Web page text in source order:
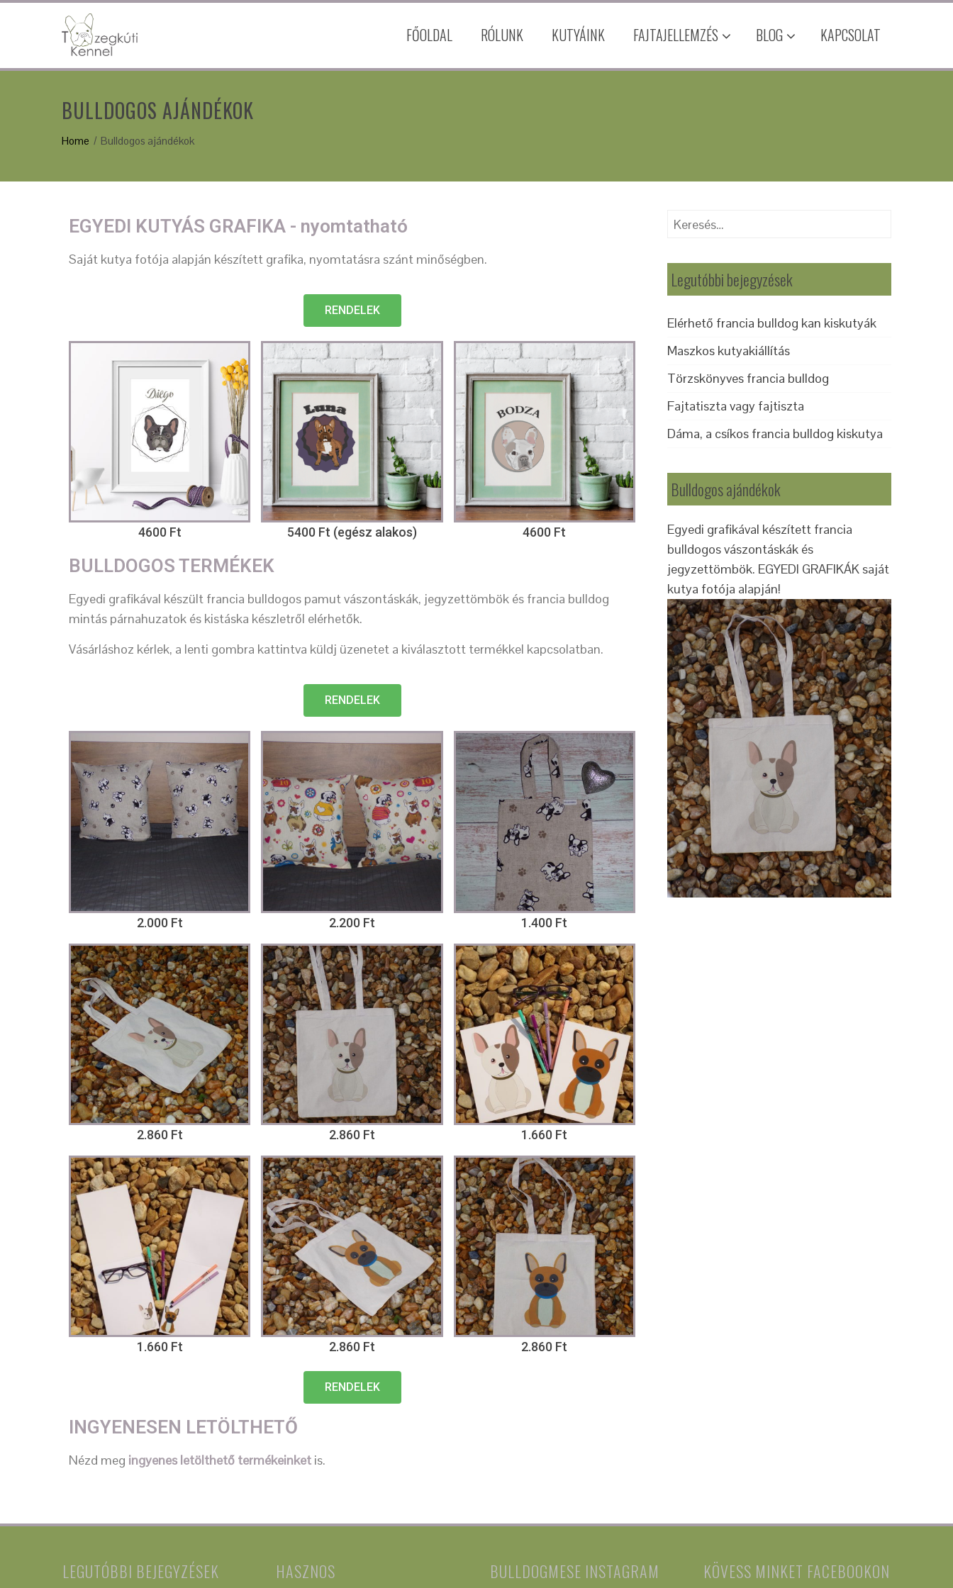
FŐOLDAL RÓLUNK KUTYÁINK FAJTAJELLEMZÉS BLOG KAPCSOLAT
BULLDOGOS AJÁNDÉKOK
Home Bulldogos ajándékok
EGYEDI KUTYÁS GRAFIKA - nyomtatható
Saját kutya fotója alapján készített grafika, nyomtatásra szánt minőségben.
RENDELEK
4600 Ft 5400 Ft (egész alakos) 4600 Ft
BULLDOGOS TERMÉKEK
Egyedi grafikával készült francia bulldogos pamut vászontáskák, jegyzettömbök és francia bulldog
mintás párnahuzatok és kistáska készletről elérhetők.
Vásárláshoz kérlek, a lenti gombra kattintva küldj üzenetet a kiválasztott termékkel kapcsolatban.
RENDELEK
2.000 Ft 2.200 Ft 1.400 Ft
2.860 Ft 2.860 Ft 1.660 Ft
1.660 Ft 2.860 Ft 2.860 Ft
RENDELEK
INGYENESEN LETÖLTHETŐ
Nézd meg ingyenes letölthető termékeinket is.
Legutóbbi bejegyzések
Elérhető francia bulldog kan kiskutyák
Maszkos kutyakiállítás
Törzskönyves francia bulldog
Fajtatiszta vagy fajtiszta
Dáma, a csíkos francia bulldog kiskutya
Bulldogos ajándékok
Egyedi grafikával készített francia
bulldogos vászontáskák és
jegyzettömbök. EGYEDI GRAFIKÁK saját
kutya fotója alapján!
LEGUTÓBBI BEJEGYZÉSEK HASZNOS BULLDOGMESE INSTAGRAM KÖVESS MINKET FACEBOOKON